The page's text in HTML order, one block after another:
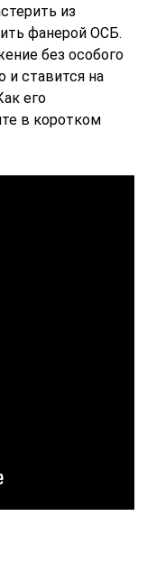
из
фанерой ОСБ.
без особого
и ставится на
его
в коротком